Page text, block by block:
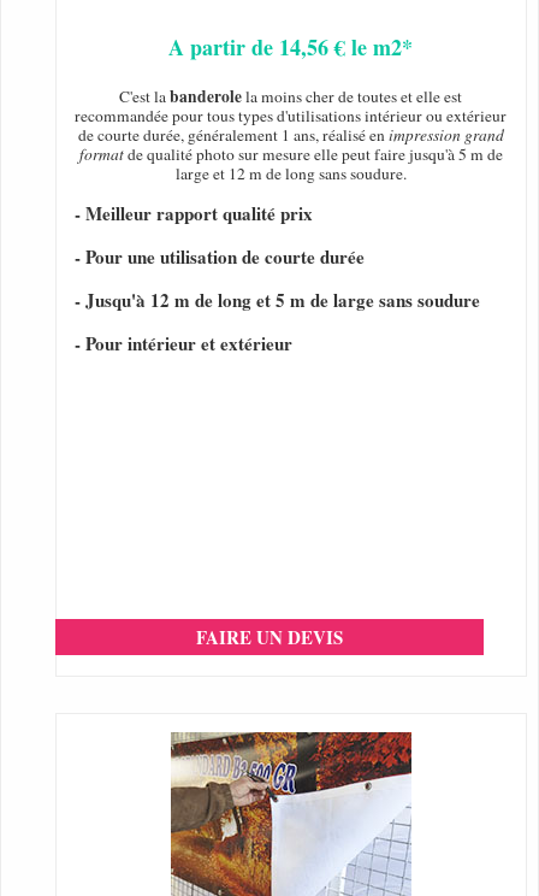
A partir de 14,56 € le m2*
C'est labanderolela moins cher de toutes et elle est
recommandée pour tous types d'utilisations intérieur ou extérieur
de courte durée, généralement 1 ans, réalisé enimpression grand
formatde qualité photo sur mesure elle peut faire jusqu'à 5 m de
large et 12 m de long sans soudure.
- Meilleur rapport qualité prix
- Pour une utilisation de courte durée
- Jusqu'à 12 m de long et 5 m de large sans soudure
- Pour intérieur et extérieur
FAIRE UN DEVIS